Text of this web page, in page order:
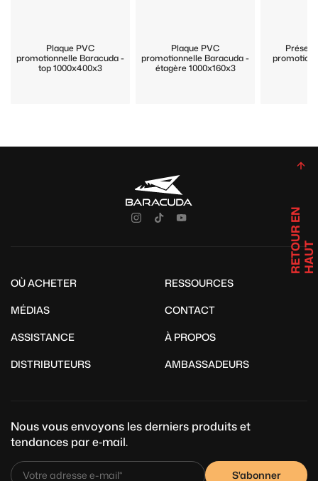
Plaque PVC
promotionnelle Baracuda -
top 1000x400x3
Plaque PVC
promotionnelle Baracuda -
étagère 1000x160x3
OÙ ACHETER
RESSOURCES
MÉDIAS
CONTACT
ASSISTANCE
À PROPOS
DISTRIBUTEURS
AMBASSADEURS
Nous vous envoyons les derniers produits et
tendances par e‑mail.
S'abonner
R
E
TO
U
R
E
N
H
A
UT